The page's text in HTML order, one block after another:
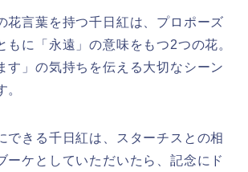
花言葉を持つ千日紅は、プロポーズ
もに「永遠」の意味をもつ2つの花。
す」の気持ちを伝える大切なシーン
。
できる千日紅は、スターチスとの相
ーケとしていただいたら、記念にド